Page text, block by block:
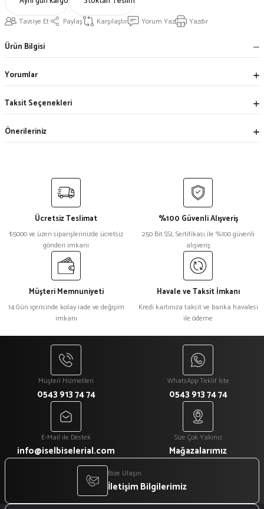
Tavsiye Et Paylaş Karşılaştır Yorum Yaz Yazdır
Ürün Bilgisi
Yorumlar
Taksit Seçenekleri
Önerileriniz
Ücretsiz Teslimat
₺5000 ve üzeri siparişlerinizde ücretsiz
gönderi imkanı
%100 Güvenli Alışveriş
250 Bit SSL Sertifikası ile %100 güvenli
alışveriş
Müşteri Memnuniyeti
14 Gün içerisinde kolay iade ve değişim
imkanı
Havale ve Taksit İmkanı
Kredi kartınıza taksit ve banka havalesi
ile ödeme
Müşteri Hizmetleri
0543 913 74 74
WhatsApp Teklif İste
0543 913 74 74
E-Mail ile Destek
info@iselbiselerial.com
Size Çok Yakınız
Mağazalarımız
Bize Ulaşın
İletişim Bilgilerimiz